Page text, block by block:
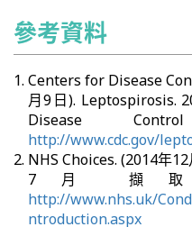
參考資料
Centers for Disease
月9日). Leptospirosis.
Disease
http://www.cdc.gov/
NHS Choices. (2014年
7月 擷取自
http://www.nhs.uk/
ntroduction.aspx